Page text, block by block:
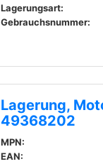
Lagerungsart:
Gebrauchsnummer:
Lagerung,
49368202
MPN:
EAN: